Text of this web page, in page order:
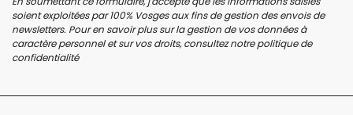
soient exploitées par 100% Vosges aux fins de gestion des envois de
newsletters. Pour en savoir plus sur la gestion de vos données à
caractère personnel et sur vos droits, consultez notrepolitique de
confidentialité